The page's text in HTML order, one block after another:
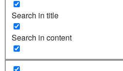
Search in title
Search in content